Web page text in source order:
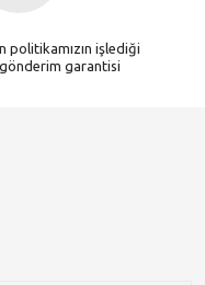
politikamızın işlediği
garantisi